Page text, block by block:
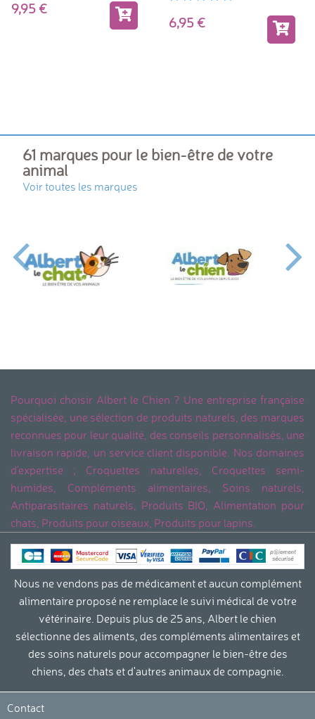
9,95
6,95
61 marques pour le bien-être de votre
animal
Voir toutes les marques
Pourquoi choisir Albert le Chien ? Une entreprise française
spécialisée, une sélection de produits naturels, des marques
reconnues pour leur qualité, des conseils personnalisés, une
livraison rapide, un service client disponible. Nos domaines
d'expertise ; Croquettes naturelles, Croquettes semi-
humides, Compléments alimentaires, Soins naturels,
Antiparasitaires naturels, Produits BIO, Alimentation pour
chats, Produits pour oiseaux, Produits pour lapins.
Nous ne vendons pas de médicament et aucun complément
alimentaire proposé ne remplace le suivi médical de votre
vétérinaire. Depuis plus de 25 ans, Albert le chien
sélectionne des aliments, des compléments alimentaires et
des soins naturels pour accompagner le bien-être des
chiens, des chats et d'autres animaux de compagnie.
Contact